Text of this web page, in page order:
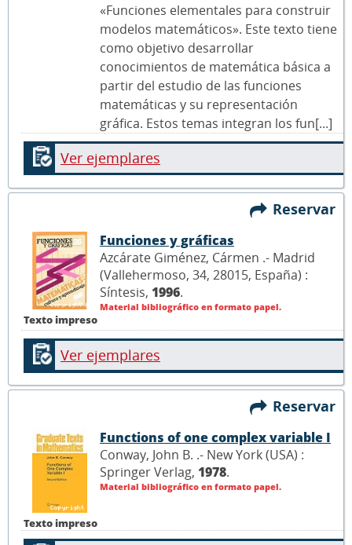
«Funciones elementales para construir
modelos matemáticos». Este texto tiene
como objetivo desarrollar
conocimientos de matemática básica a
partir del estudio de las funciones
matemáticas y su representación
gráfica. Estos temas integran los fun[...]
Ver ejemplares
Reservar
Texto impreso
Funciones y gráficas
Azcárate Giménez, Cármen .- Madrid
(Vallehermoso, 34, 28015, España) :
Síntesis, 1996.
Material bibliográfico en formato papel.
Ver ejemplares
Reservar
Texto impreso
Functions of one complex variable I
Conway, John B. .- New York (USA) :
Springer Verlag, 1978.
Material bibliográfico en formato papel.